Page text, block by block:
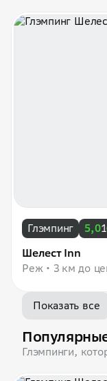
Глэмпинг 5,0
Шелест Inn
Реж
3 км до
Показать все
Глэмпинги,